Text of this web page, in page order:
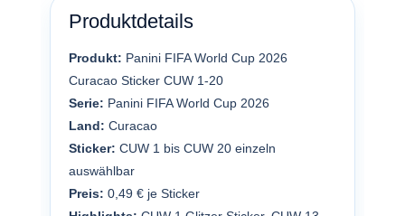
Produktdetails
Produkt: Panini FIFA World Cup 2026
Curacao Sticker CUW 1-20
Serie: Panini FIFA World Cup 2026
Land: Curacao
Sticker: CUW 1 bis CUW 20 einzeln
auswählbar
Preis: 0,49 € je Sticker